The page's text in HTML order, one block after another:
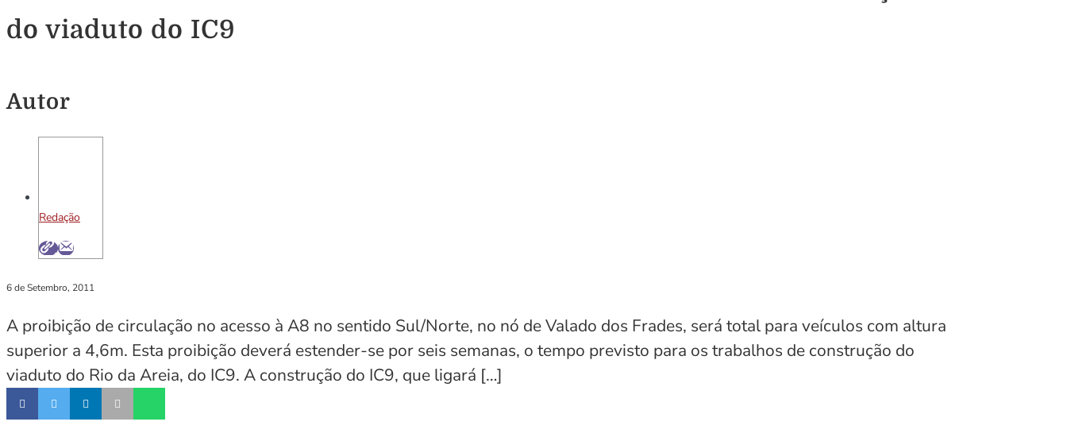
do viaduto do IC9
Autor
Redação
6 de Setembro, 2011
A proibição de circulação no acesso à A8 no sentido Sul/Norte, no nó de Valado dos Frades, será total para veículos com altura
superior a 4,6m. Esta proibição deverá estender-se por seis semanas, o tempo previsto para os trabalhos de construção do
viaduto do Rio da Areia, do IC9. A construção do IC9, que ligará […]